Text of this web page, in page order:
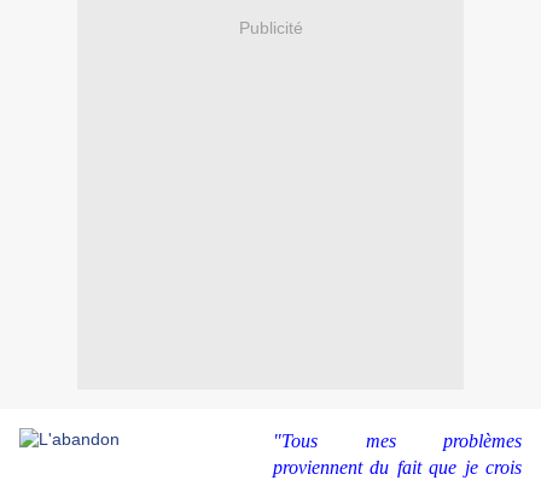
Publicité
"Tous mes problèmes
proviennent du fait que je crois